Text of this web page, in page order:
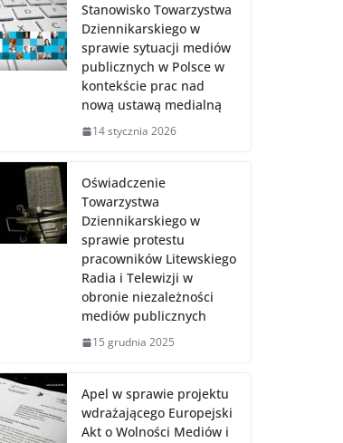
Stanowisko Towarzystwa
Dziennikarskiego w
sprawie sytuacji mediów
publicznych w Polsce w
kontekście prac nad
nową ustawą medialną
14 stycznia 2026
Oświadczenie
Towarzystwa
Dziennikarskiego w
sprawie protestu
pracowników Litewskiego
Radia i Telewizji w
obronie niezależności
mediów publicznych
15 grudnia 2025
Apel w sprawie projektu
wdrażającego Europejski
Akt o Wolności Mediów i